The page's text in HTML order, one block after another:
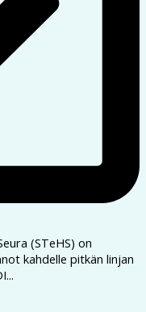
(STeHS) on
kahdelle pitkän linjan